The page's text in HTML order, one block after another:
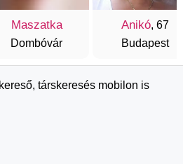
Maszatka
Dombóvár
Anikó, 67
Budapest
társkeresés mobilon is